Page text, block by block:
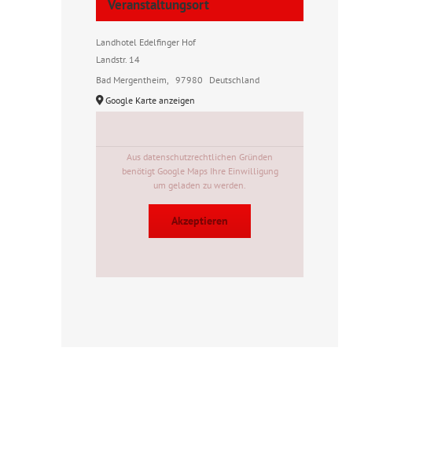
Veranstaltungsort
Landhotel Edelfinger Hof
Landstr. 14
Bad Mergentheim
97980
Deutschland
Google Karte anzeigen
Aus datenschutzrechtlichen Gründen
benötigt Google Maps Ihre Einwilligung
um geladen zu werden.
Akzeptieren